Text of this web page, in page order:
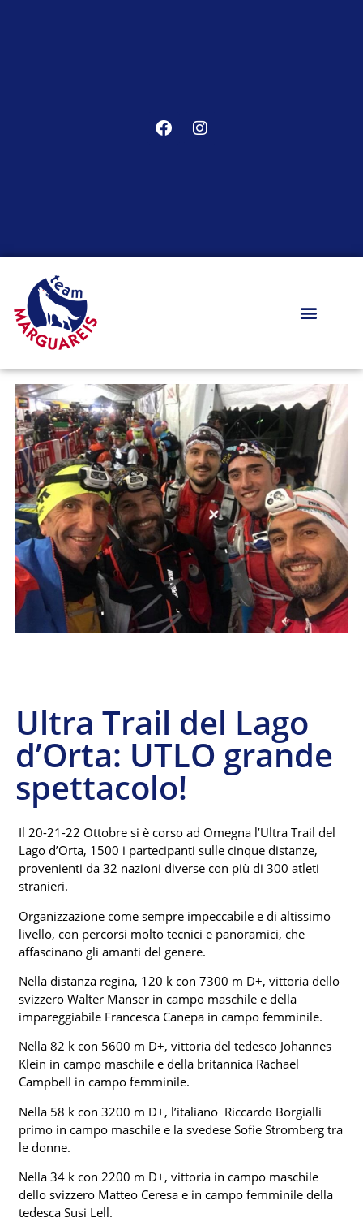
Ultra Trail del Lago
d’Orta: UTLO grande
spettacolo!
Il 20-21-22 Ottobre si è corso ad Omegna l’Ultra Trail del
Lago d’Orta, 1500 i partecipanti sulle cinque distanze,
provenienti da 32 nazioni diverse con più di 300 atleti
stranieri.
Organizzazione come sempre impeccabile e di altissimo
livello, con percorsi molto tecnici e panoramici, che
affascinano gli amanti del genere.
Nella distanza regina, 120 k con 7300 m D+, vittoria dello
svizzero Walter Manser in campo maschile e della
impareggiabile Francesca Canepa in campo femminile.
Nella 82 k con 5600 m D+, vittoria del tedesco Johannes
Klein in campo maschile e della britannica Rachael
Campbell in campo femminile.
Nella 58 k con 3200 m D+, l’italiano Riccardo Borgialli
primo in campo maschile e la svedese Sofie Stromberg tra
le donne.
Nella 34 k con 2200 m D+, vittoria in campo maschile
dello svizzero Matteo Ceresa e in campo femminile della
tedesca Susi Lell.